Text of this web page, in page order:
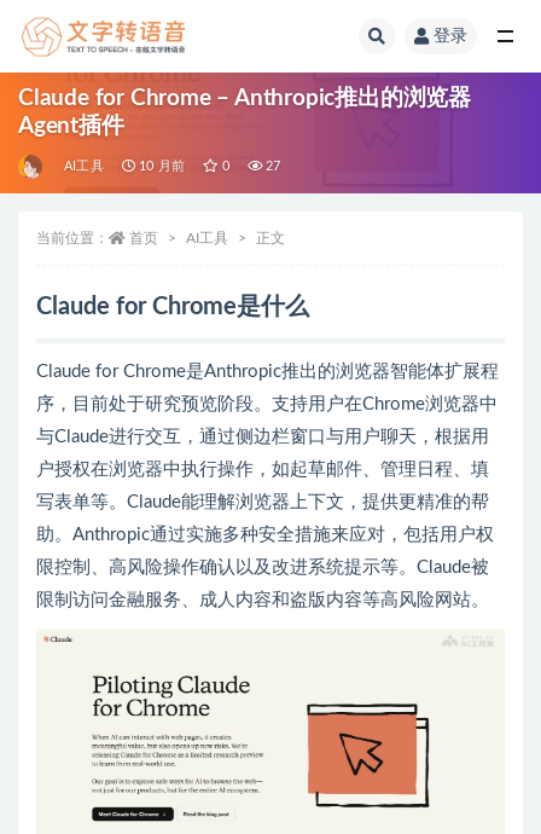
登录
Claude for Chrome – Anthropic推出的浏览器
Agent插件
AI工具 10 月前 0 27
当前位置： 首页 AI工具 正文
Claude for Chrome是什么
Claude for Chrome是Anthropic推出的浏览器智能体扩展程
序，目前处于研究预览阶段。支持用户在Chrome浏览器中
与Claude进行交互，通过侧边栏窗口与用户聊天，根据用
户授权在浏览器中执行操作，如起草邮件、管理日程、填
写表单等。Claude能理解浏览器上下文，提供更精准的帮
助。Anthropic通过实施多种安全措施来应对，包括用户权
限控制、高风险操作确认以及改进系统提示等。Claude被
限制访问金融服务、成人内容和盗版内容等高风险网站。